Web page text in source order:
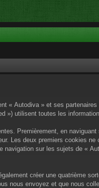
« Autodiva » et ses
») utilisent toutes les
Premièrement, en
Les deux premiers cookies
sur les sujets de «
créer une quatrième
nous envoyez et que nous